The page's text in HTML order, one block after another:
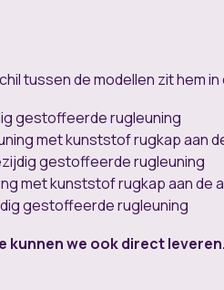
tussen de modellen zit hem in
gestoffeerde rugleuning
met kunststof rugkap aan
gestoffeerde rugleuning
met kunststof rugkap aan de
gestoffeerde rugleuning
kunnen we ook direct leveren.